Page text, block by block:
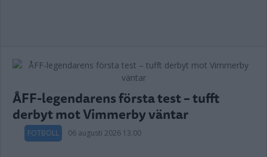
ÅFF-legendarens första test – tufft
derbyt mot Vimmerby väntar
FOTBOLL 06 augusti 2026 13.00